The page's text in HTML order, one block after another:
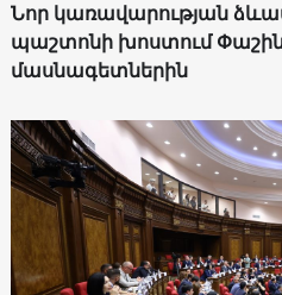
Նոր կառավարության
պաշտոնի խոստում
մասնագետներին